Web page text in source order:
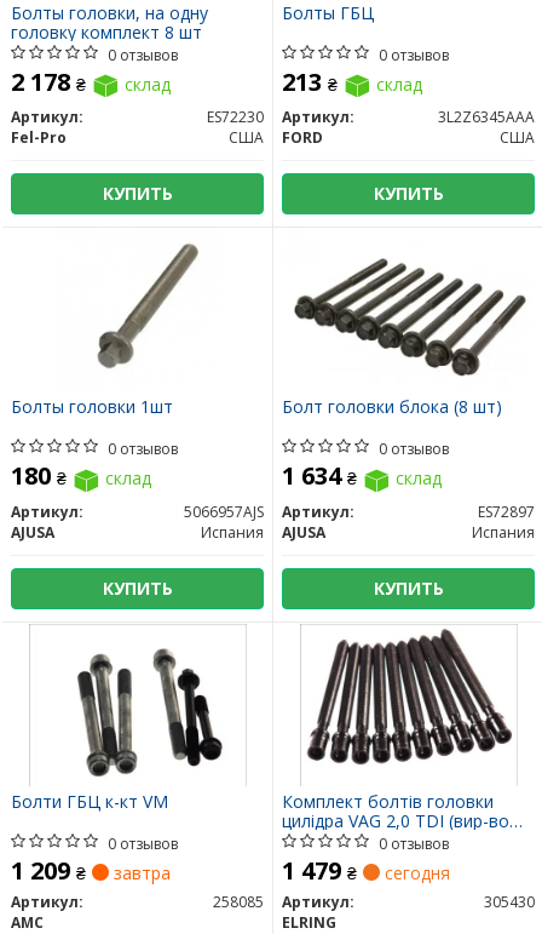
Болты головки, на одну
головку комплект 8 шт
0 отзывов
2 178 ₴ склад
Артикул:
ES72230
Fel-Pro
США
КУПИТЬ
Болты ГБЦ
0 отзывов
213 ₴ склад
Артикул:
3L2Z6345AAA
FORD
США
КУПИТЬ
Болты головки 1шт
0 отзывов
180 ₴ склад
Артикул:
5066957AJS
AJUSA
Испания
КУПИТЬ
Болт головки блока (8 шт)
0 отзывов
1 634 ₴ склад
Артикул:
ES72897
AJUSA
Испания
КУПИТЬ
Болти ГБЦ к-кт VM
0 отзывов
1 209 ₴ завтра
Артикул:
258085
AMC
Комплект болтів головки
цилідра VAG 2,0 TDI (вир-во
Elring)
0 отзывов
1 479 ₴ сегодня
Артикул:
305430
ELRING